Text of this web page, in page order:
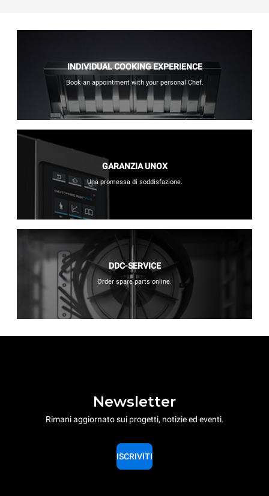
INDIVIDUAL COOKING EXPERIENCE
Book an appointment with your personal Chef.
GARANZIA UNOX
Una promessa di soddisfazione.
DDC-SERVICE
Order spare parts online.
Newsletter
Rimani aggiornato sui progetti, notizie ed eventi.
ISCRIVITI